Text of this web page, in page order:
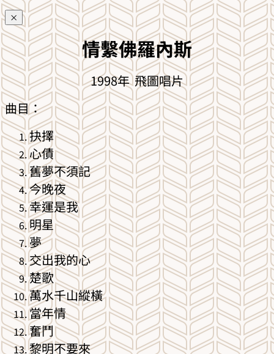
×
情繫佛羅內斯
1998年 飛圖唱片
曲目：
抉擇
心債
舊夢不須記
今晚夜
幸運是我
明星
夢
交出我的心
楚歌
萬水千山縱橫
當年情
奮鬥
黎明不要來